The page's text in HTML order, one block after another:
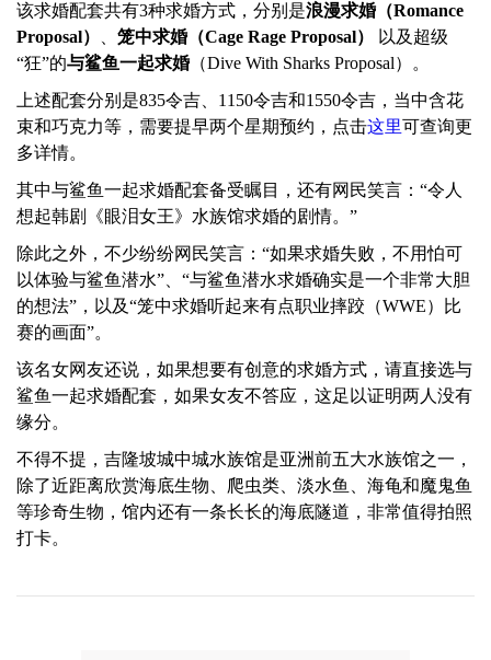
该求婚配套共有3种求婚方式，分别是浪漫求婚（Romance
Proposal）
笼中求婚（Cage Rage Proposal）
以及超级
“狂”的与鲨鱼一起求婚 （Dive With Sharks Proposal）。
上述配套分别是835令吉、1150令吉和1550令吉，当中含花
束和巧克力等，需要提早两个星期预约，点击这里可查询更
多详情。
其中与鲨鱼一起求婚配套备受瞩目，还有网民笑言：“令人
想起韩剧《眼泪女王》水族馆求婚的剧情。”
除此之外，不少纷纷网民笑言：“如果求婚失败，不用怕可
以体验与鲨鱼潜水”、“与鲨鱼潜水求婚确实是一个非常大胆
的想法”，以及“笼中求婚听起来有点职业摔跤（WWE）比
赛的画面”。
该名女网友还说，如果想要有创意的求婚方式，请直接选与
鲨鱼一起求婚配套，如果女友不答应，这足以证明两人没有
缘分。
不得不提，吉隆坡城中城水族馆是亚洲前五大水族馆之一，
除了近距离欣赏海底生物、爬虫类、淡水鱼、海龟和魔鬼鱼
等珍奇生物，馆内还有一条长长的海底隧道，非常值得拍照
打卡。